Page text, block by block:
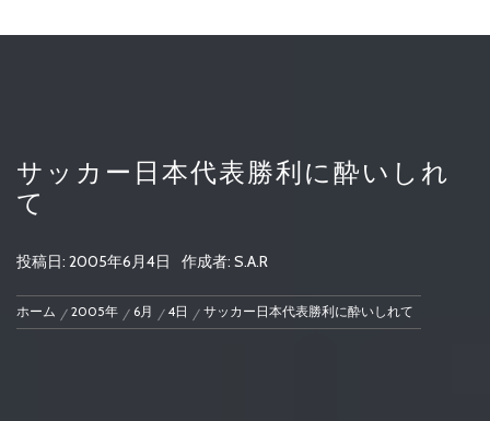
サッカー日本代表勝利に酔いしれ
て
投稿日: 2005年6月4日 作成者: S.A.R
ホーム 2005年 6月 4日 サッカー日本代表勝利に酔いしれて